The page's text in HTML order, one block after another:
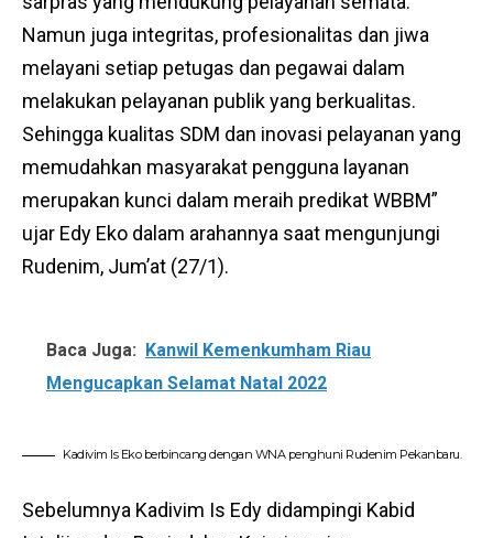
Namun juga integritas, profesionalitas dan jiwa
melayani setiap petugas dan pegawai dalam
melakukan pelayanan publik yang berkualitas.
Sehingga kualitas SDM dan inovasi pelayanan yang
memudahkan masyarakat pengguna layanan
merupakan kunci dalam meraih predikat WBBM”
ujar Edy Eko dalam arahannya saat mengunjungi
Rudenim, Jum’at (27/1).
Baca Juga: Kanwil Kemenkumham Riau
Mengucapkan Selamat Natal 2022
Kadivim Is Eko berbincang dengan WNA penghuni Rudenim Pekanbaru.
Sebelumnya Kadivim Is Edy didampingi Kabid